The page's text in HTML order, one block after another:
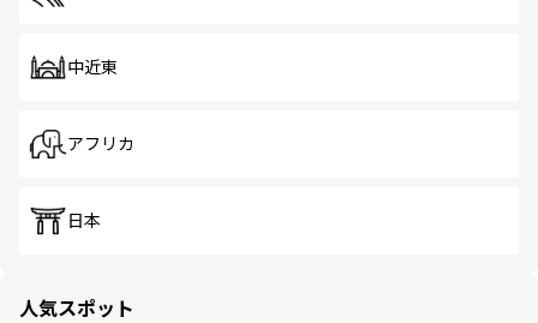
中近東
アフリカ
日本
人気スポット